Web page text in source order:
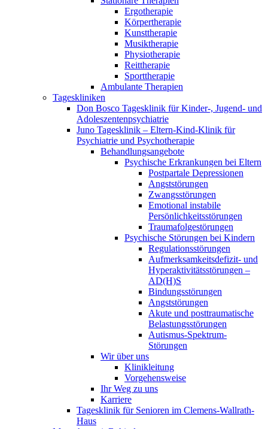
Ergotherapie
Körpertherapie
Kunsttherapie
Musiktherapie
Physiotherapie
Reittherapie
Sporttherapie
Ambulante Therapien
Tageskliniken
Don Bosco Tagesklinik für Kinder-, Jugend- und
Adoleszentenpsychiatrie
Juno Tagesklinik – Eltern-Kind-Klinik für
Psychiatrie und Psychotherapie
Behandlungsangebote
Psychische Erkrankungen bei Eltern
Postpartale Depressionen
Angststörungen
Zwangsstörungen
Emotional instabile
Persönlichkeitsstörungen
Traumafolgestörungen
Psychische Störungen bei Kindern
Regulationsstörungen
Aufmerksamkeitsdefizit- und
Hyperaktivitätsstörungen –
AD(H)S
Bindungsstörungen
Angststörungen
Akute und posttraumatische
Belastungsstörungen
Autismus-Spektrum-
Störungen
Wir über uns
Klinikleitung
Vorgehensweise
Ihr Weg zu uns
Karriere
Tagesklinik für Senioren im Clemens-Wallrath-
Haus